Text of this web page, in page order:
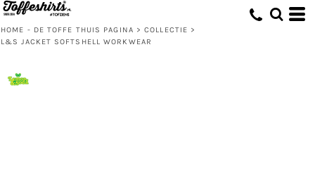
HOME - DE TOFFE THUIS PAGINA > COLLECTIE >
L&S JACKET SOFTSHELL WORKWEAR